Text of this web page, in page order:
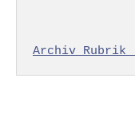
Archiv Rubrik